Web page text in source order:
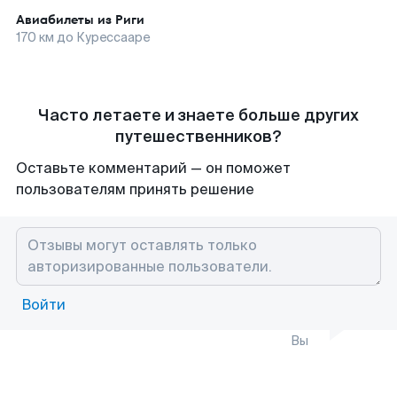
Авиабилеты из Риги
170 км до Курессааре
Часто летаете и знаете больше других
путешественников?
Оставьте комментарий — он поможет
пользователям принять решение
Войти
Вы